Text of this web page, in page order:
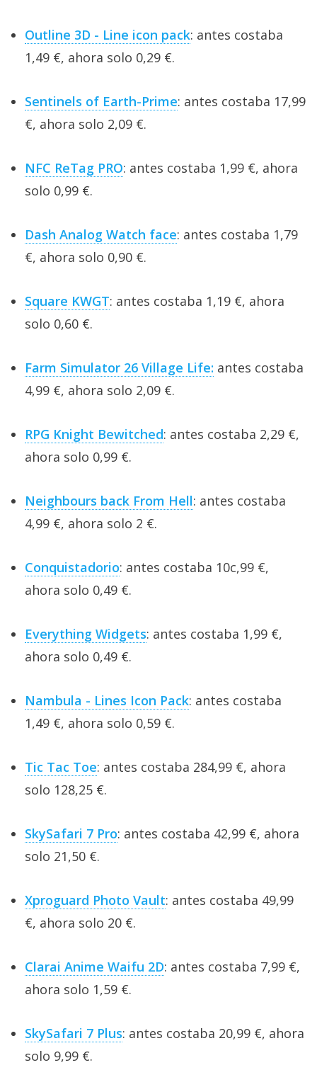
Outline 3D - Line icon pack: antes costaba
1,49 €, ahora solo 0,29 €.
Sentinels of Earth-Prime: antes costaba 17,99
€, ahora solo 2,09 €.
NFC ReTag PRO: antes costaba 1,99 €, ahora
solo 0,99 €.
Dash Analog Watch face: antes costaba 1,79
€, ahora solo 0,90 €.
Square KWGT: antes costaba 1,19 €, ahora
solo 0,60 €.
Farm Simulator 26 Village Life: antes costaba
4,99 €, ahora solo 2,09 €.
RPG Knight Bewitched: antes costaba 2,29 €,
ahora solo 0,99 €.
Neighbours back From Hell: antes costaba
4,99 €, ahora solo 2 €.
Conquistadorio: antes costaba 10c,99 €,
ahora solo 0,49 €.
Everything Widgets: antes costaba 1,99 €,
ahora solo 0,49 €.
Nambula - Lines Icon Pack: antes costaba
1,49 €, ahora solo 0,59 €.
Tic Tac Toe: antes costaba 284,99 €, ahora
solo 128,25 €.
SkySafari 7 Pro: antes costaba 42,99 €, ahora
solo 21,50 €.
Xproguard Photo Vault: antes costaba 49,99
€, ahora solo 20 €.
Clarai Anime Waifu 2D: antes costaba 7,99 €,
ahora solo 1,59 €.
SkySafari 7 Plus: antes costaba 20,99 €, ahora
solo 9,99 €.